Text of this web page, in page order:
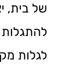
של בית,
לגלות